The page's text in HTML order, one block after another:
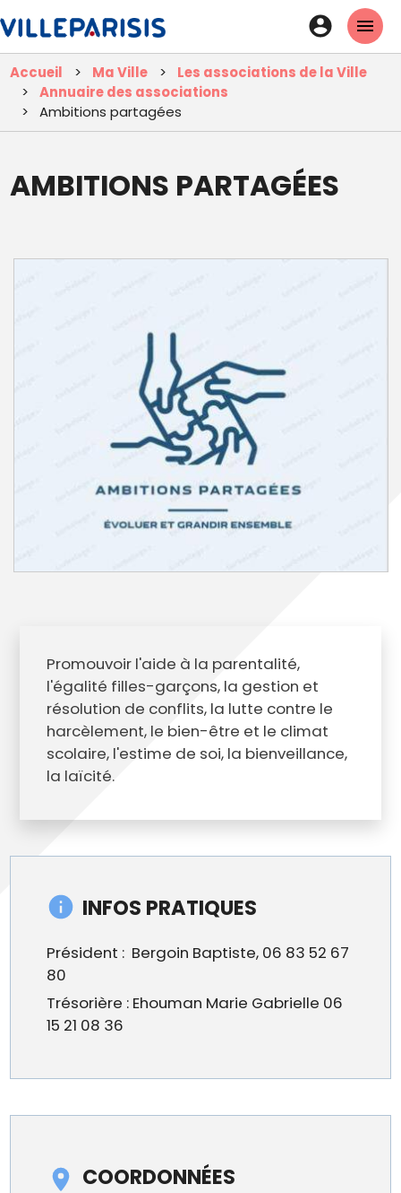
contenu
principal
En-
tête
-
Accueil Ma Ville
Les associations de la Ville
Annuaire des associations
Ambitions partagées
AMBITIONS PARTAGÉES
Promouvoir l'aide à la parentalité,
l'égalité filles-garçons, la gestion et
résolution de conflits, la lutte contre le
harcèlement, le bien-être et le climat
scolaire, l'estime de soi, la bienveillance,
la laïcité.
INFOS PRATIQUES
Président : Bergoin Baptiste, 06 83 52 67
80
Trésorière : Ehouman Marie Gabrielle 06
15 21 08 36
COORDONNÉES